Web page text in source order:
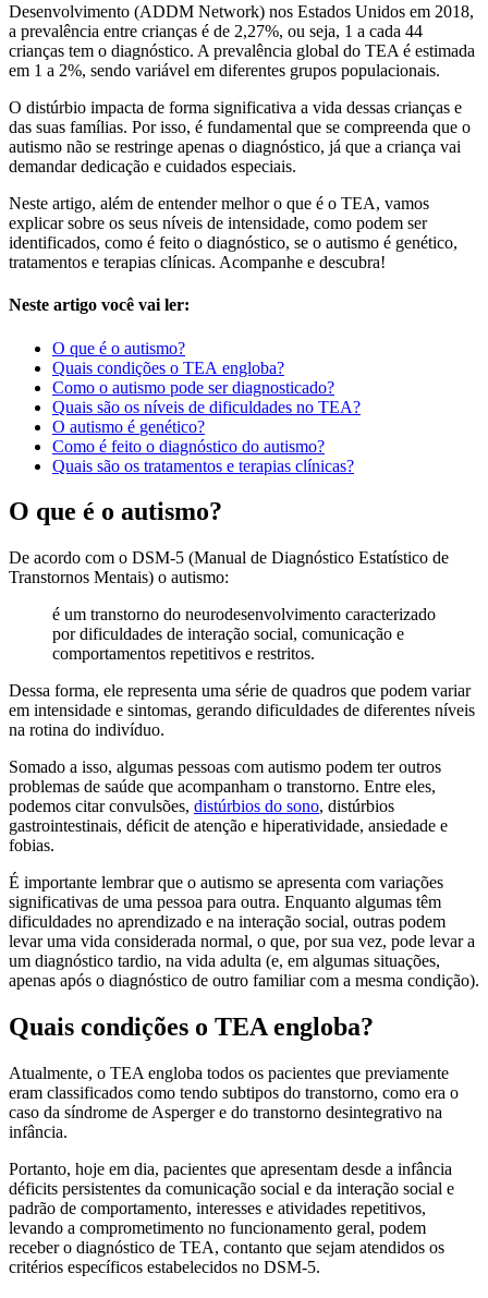
Desenvolvimento (ADDM Network) nos Estados Unidos em 2018,
a prevalência entre crianças é de 2,27%, ou seja, 1 a cada 44
crianças tem o diagnóstico. A prevalência global do TEA é estimada
em 1 a 2%, sendo variável em diferentes grupos populacionais.
O distúrbio impacta de forma significativa a vida dessas crianças e
das suas famílias. Por isso, é fundamental que se compreenda que o
autismo não se restringe apenas o diagnóstico, já que a criança vai
demandar dedicação e cuidados especiais.
Neste artigo, além de entender melhor o que é o TEA, vamos
explicar sobre os seus níveis de intensidade, como podem ser
identificados, como é feito o diagnóstico, se o autismo é genético,
tratamentos e terapias clínicas. Acompanhe e descubra!
Neste artigo você vai ler:
O que é o autismo?
Quais condições o TEA engloba?
Como o autismo pode serdiagnosticado?
Quais são os níveis de dificuldades no TEA?
O autismo é genético?
Como é feito o diagnóstico do autismo?
Quais são os tratamentos e terapias clínicas?
O que é o autismo?
De acordo com o DSM-5 (Manual de Diagnóstico Estatístico de
Transtornos Mentais) o autismo:
é um transtorno do neurodesenvolvimento caracterizado
por dificuldades de interação social, comunicação e
comportamentos repetitivos e restritos.
Dessa forma, ele representa uma série de quadros que podem variar
em intensidade e sintomas, gerando dificuldades de diferentes níveis
na rotina do indivíduo.
Somado a isso, algumas pessoas com autismo podem ter outros
problemas de saúde que acompanham o transtorno. Entre eles,
podemos citar convulsões, distúrbios do sono, distúrbios
gastrointestinais, déficit de atenção e hiperatividade, ansiedade e
fobias.
É importante lembrar que o autismo se apresenta com variações
significativas de uma pessoa para outra. Enquanto algumas têm
dificuldades no aprendizado e na interação social, outras podem
levar uma vida considerada normal, o que, por sua vez, pode levar a
um diagnóstico tardio, na vida adulta (e, em algumas situações,
apenas após o diagnóstico de outro familiar com a mesma condição).
Quais condições o TEA engloba?
Atualmente, o TEA engloba todos os pacientes que previamente
eram classificados como tendo subtipos do transtorno, como era o
caso da síndrome de Asperger e do transtorno desintegrativo na
infância.
Portanto, hoje em dia, pacientes que apresentam desde a infância
déficits persistentes da comunicação social e da interação social e
padrão de comportamento, interesses e atividades repetitivos,
levando a comprometimento no funcionamento geral, podem
receber o diagnóstico de TEA, contanto que sejam atendidos os
critérios específicos estabelecidos no DSM-5.